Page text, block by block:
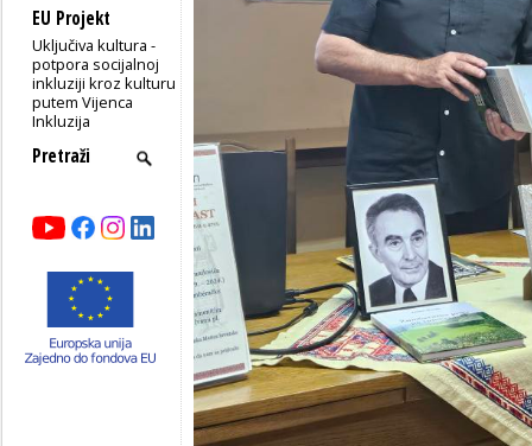
EU Projekt
Uključiva kultura -
potpora socijalnoj
inkluziji kroz kulturu
putem Vijenca
Inkluzija